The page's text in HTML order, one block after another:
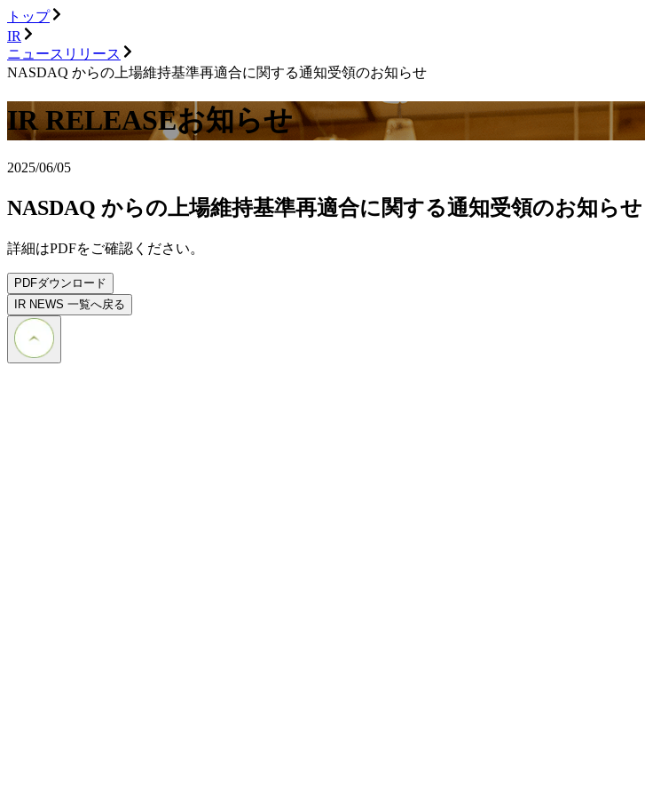
トップ
IR
ニュースリリース
NASDAQ からの上場維持基準再適合に関する通知受領のお知らせ
IR RELEASEお知らせ
2025/06/05
NASDAQ からの上場維持基準再適合に関する通知受領のお知らせ
詳細はPDFをご確認ください。
PDFダウンロード
IR NEWS 一覧へ戻る